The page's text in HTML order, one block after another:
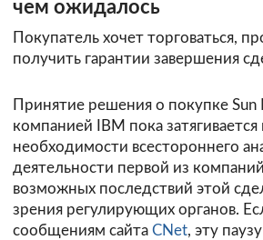
чем ожидалось
Покупатель хочет торговаться,
получить гарантии завершения
Принятие решения о покупке Sun
компанией IBM пока затягивается
необходимости всестороннего
деятельности первой из
возможных последствий этой
зрения регулирующих органов.
сообщениям сайта CNet, эту